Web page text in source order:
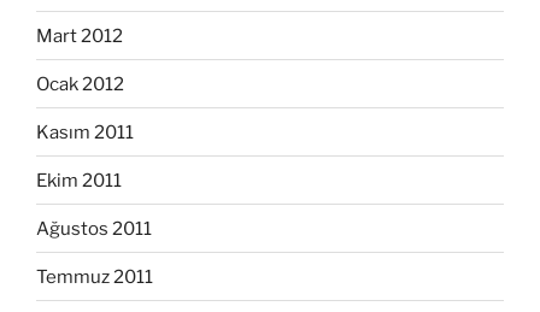
Mart 2012
Ocak 2012
Kasım 2011
Ekim 2011
Ağustos 2011
Temmuz 2011